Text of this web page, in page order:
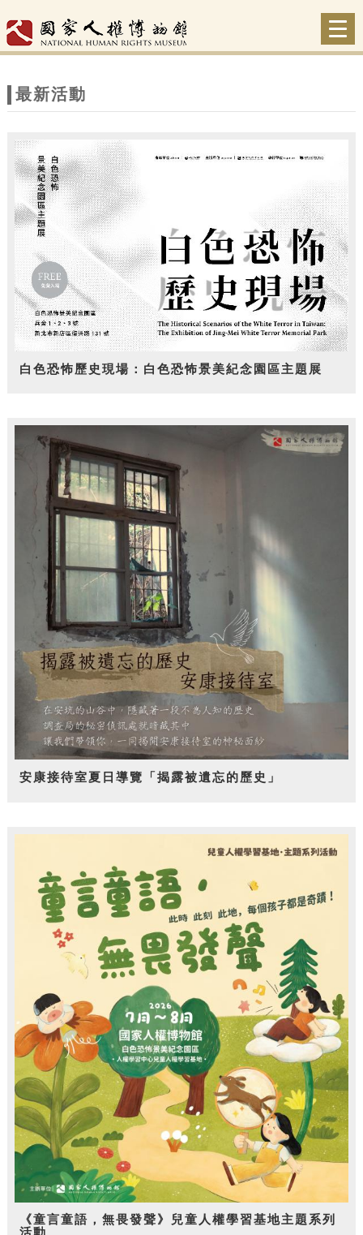
站
題
最新活動
白色恐怖歷史現場：白色恐怖景美紀念園區主題展
安康接待室夏日導覽「揭露被遺忘的歷史」
《童言童語，無畏發聲》兒童人權學習基地主題系列